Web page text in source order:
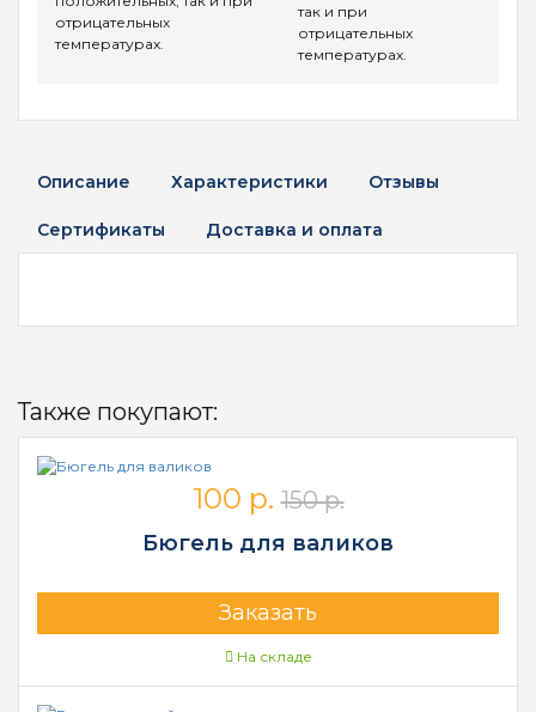
так и при
отрицательных
температурах.
Описание Характеристики Отзывы
Сертификаты Доставка и оплата
Также покупают:
100 р. 150 р.
Бюгель для валиков
Заказать
На складе